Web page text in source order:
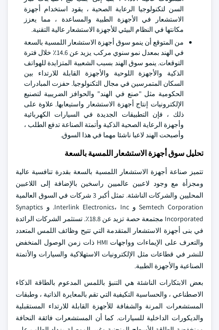
السن لتكنولوجيا الرعاية الصحية ، يقود استخدام أجهزة
الاستشعار في الأجهزة الطبية والمساعدة ، مما يعزز
مكانتها في النظام البيئي للأجهزة الاستشعار عالية التقنية.
من المتوقع أن ينمو سوق أجهزة الاستشعار اللمسية بالسعة
في الهند بمعدل نمو سنوي مركب يزيد عن 14.6٪ خلال فترة
التوقعات. ينمو سوق الهند بسبب الشعبية المتزايدة للهواتف
الذكية والأجهزة اللوحية والأجهزة القابلة للارتداء بين
السكان المتمرسين في مجال التكنولوجيا. حفزت المبادرات
الحكومية مثل "صنع في الهند" والحوافز الضريبية لتصنيع
الإلكترونيات إنتاج أجهزة الاستشعار واستيعابها. علاوة على
ذلك ، فإن التطبيقات الجديدة في السيارات الكهربائية
وأجهزة الرعاية الصحية الذكية وأتمتة الصناعة تدفع الطلب ،
وأصبحت الهند لاعبا ناشئا مهما في هذا السوق.
تحليل سوق أجهزة الاستشعار اللمسية بالسعة
تتميز صناعة أجهزة الاستشعار اللمسية بالسعة بقدرة تنافسية عالية
ومجزأة مع وجود لاعبين عالميين راسخين بالإضافة إلى اللاعبين
المحليين والشركات الناشئة. تمثل أكبر 3 شركات في السوق العالمية
Semtech Corporation و Interlink Electronics، Inc. و Synaptics
Incorporated مجتمعة حصة تزيد عن 18.8٪. تستثمر الشركات الرائدة
في بنى أجهزة الاستشعار المتقدمة التي تتيح وظائف اللمس المتعدد
والتعرف على الإيماءات وواجهات HMI ذات زمن الوصول المنخفض
للنشر في قطاعات مثل الإلكترونيات الاستهلاكية والسيارات والأتمتة
الصناعية والأجهزة الطبية.
بعض الابتكارات الناشئة هي التنبؤ باللمس المدعوم بالطاقة الذكاء
الاصطناعي ، والحساسية التكيفية التي تقم بالمعايرة الذاتية ، وطبقات
المستشعرات المرنة والشفافة للأجهزة القابلة للارتداء المستقبلية
والديكورات الداخلية للسيارات. كما أن المستشعرات فائقة النحافة